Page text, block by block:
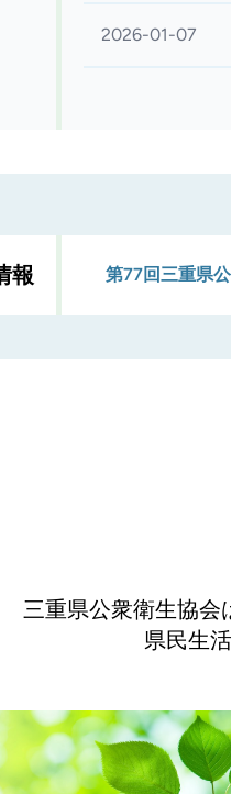
2026-01-07
報 第77回三重県
三重県公衆衛生協会
県民生